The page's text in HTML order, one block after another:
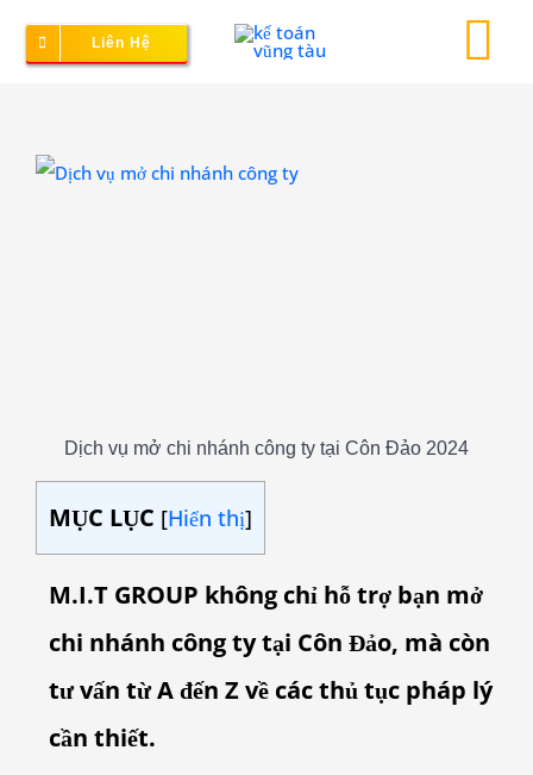
Liên Hệ
View
Dịch vụ mở chi nhánh công ty tại Côn Đảo 2024
MỤC LỤC [Hiển thị]
M.I.T GROUP không chỉ hỗ trợ bạn mở
chi nhánh công ty tại Côn Đảo, mà còn
tư vấn từ A đến Z về các thủ tục pháp lý
cần thiết.